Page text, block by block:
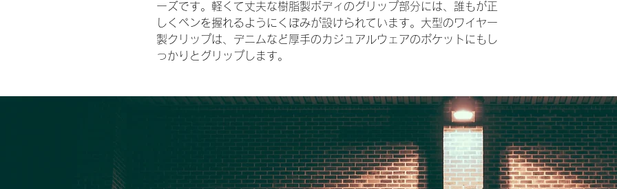
ーズです。軽くて丈夫な樹脂製ボディのグリップ部分には、誰もが正
しくペンを握れるようにくぼみが設けられています。大型のワイヤー
製クリップは、デニムなど厚手のカジュアルウェアのポケットにもし
っかりとグリップします。